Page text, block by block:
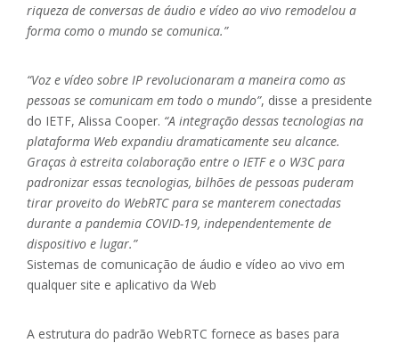
riqueza de conversas de áudio e vídeo ao vivo remodelou a
forma como o mundo se comunica.”
“Voz e vídeo sobre IP revolucionaram a maneira como as
pessoas se comunicam em todo o mundo”, disse a presidente
do IETF, Alissa Cooper. “A integração dessas tecnologias na
plataforma Web expandiu dramaticamente seu alcance.
Graças à estreita colaboração entre o IETF e o W3C para
padronizar essas tecnologias, bilhões de pessoas puderam
tirar proveito do WebRTC para se manterem conectadas
durante a pandemia COVID-19, independentemente de
dispositivo e lugar.”
Sistemas de comunicação de áudio e vídeo ao vivo em
qualquer site e aplicativo da Web
A estrutura do padrão WebRTC fornece as bases para